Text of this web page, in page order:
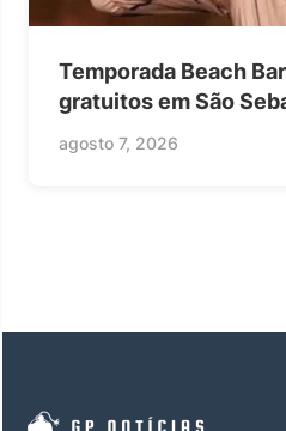
Temporada Beach
gratuitos em São
agosto 7, 2026